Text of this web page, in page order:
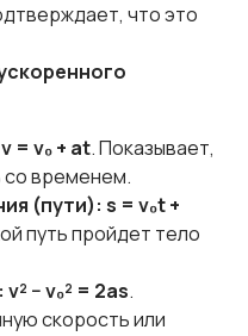
что это
v = v₀ + at. Показывает,
со временем.
(пути): s = v₀t +
путь пройдет тело
v² − v₀² = 2as.
скорость или